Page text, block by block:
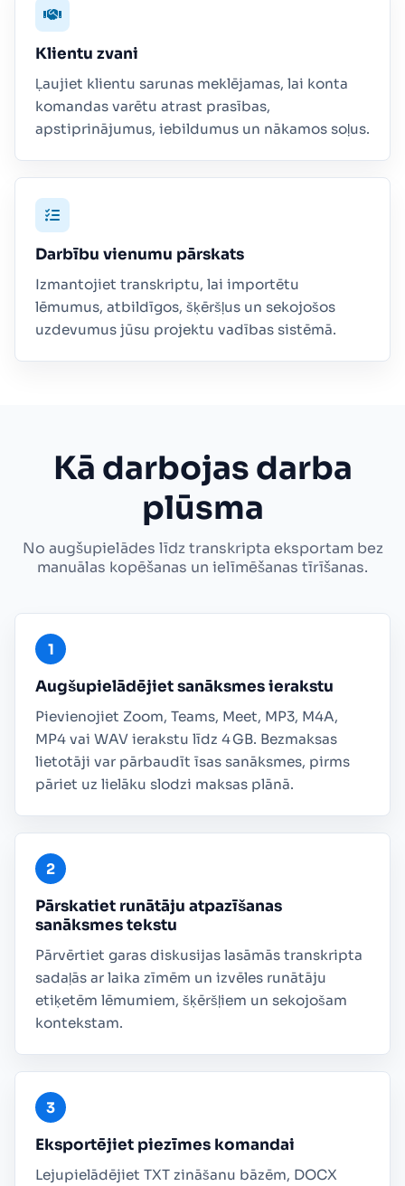
Klientu zvani
Ļaujiet klientu sarunas meklējamas, lai konta
komandas varētu atrast prasības,
apstiprinājumus, iebildumus un nākamos soļus.
Darbību vienumu pārskats
Izmantojiet transkriptu, lai importētu
lēmumus, atbildīgos, šķēršļus un sekojošos
uzdevumus jūsu projektu vadības sistēmā.
Kā darbojas darba
plūsma
No augšupielādes līdz transkripta eksportam bez
manuālas kopēšanas un ielīmēšanas tīrīšanas.
Augšupielādējiet sanāksmes ierakstu
Pievienojiet Zoom, Teams, Meet, MP3, M4A,
MP4 vai WAV ierakstu līdz 4 GB. Bezmaksas
lietotāji var pārbaudīt īsas sanāksmes, pirms
pāriet uz lielāku slodzi maksas plānā.
Pārskatiet runātāju atpazīšanas
sanāksmes tekstu
Pārvērtiet garas diskusijas lasāmās transkripta
sadaļās ar laika zīmēm un izvēles runātāju
etiķetēm lēmumiem, šķēršļiem un sekojošam
kontekstam.
Eksportējiet piezīmes komandai
Lejupielādējiet TXT zināšanu bāzēm, DOCX